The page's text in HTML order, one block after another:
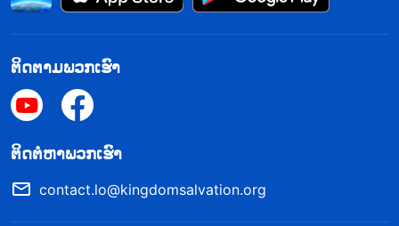
ຕິດຕາມພວກເຮົາ
​ຕິດ​ຕໍ່​ຫາ​ພວກ​ເຮົາ
contact.lo@kingdomsalvation.org